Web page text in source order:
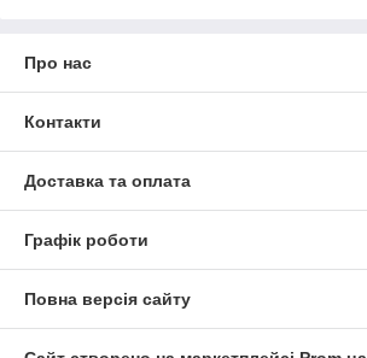
Про нас
Контакти
Доставка та оплата
Графік роботи
Повна версія сайту